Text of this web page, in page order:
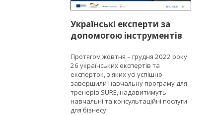
Українські експерти за
допомогою інструментів
сприятимуть МСБ ставати
сталими та стійкими
Протягом жовтня – грудня 2022 року
26 українських експертів та
експерток, з яких усі успішно
завершили навчальну програму для
тренерів SURE, надавитимуть
навчальні та консультаційні послуги
для бізнесу.